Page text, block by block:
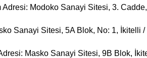
Modoko Sanayi Sitesi, 3.
Sanayi Sitesi, 5A Blok, No: 1, İkitelli
Masko Sanayi Sitesi, 9B Blok,